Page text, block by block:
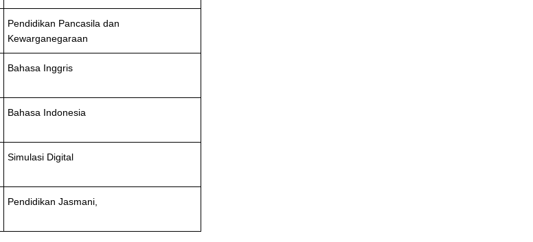
Pendidikan Pancasila dan
Kewarganegaraan
Bahasa Inggris
Bahasa Indonesia
Simulasi Digital
Pendidikan Jasmani,